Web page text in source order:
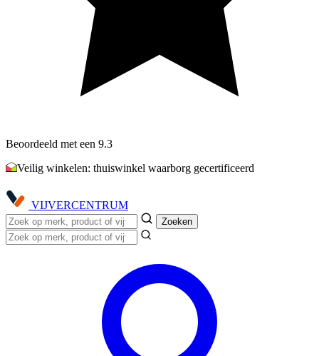
Beoordeeld met een 9.3
Veilig winkelen: thuiswinkel waarborg gecertificeerd
VIJVERCENTRUM
Zoeken